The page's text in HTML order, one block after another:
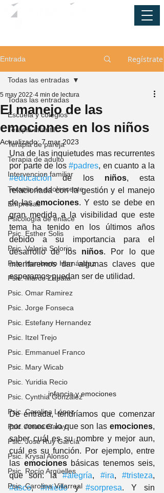
Entrada Regístrate
Todas las entradas
Escuela y colegios
Terapia infantil
Terapia de pareja
Terapia de adulto
Intervencion familiar
Terapia de adolescente
Empresas
Psicología de enlace
Psic. Esther Solis
Psic. Valeria Solorio
Psic. Humberto Hernández
Psic. Marco Zapata
Psic. Omar Ramirez
Psic. Jorge Fonseca
Psic. Estefany Hernandez
Psic. Itzel Trejo
Psic. Emmanuel Franco
Psic. Mary Wicab
Psic. Yuridia Recio
Psic. Cynthia Gonzalez
Psic. Carolina López
Psic. Arturo Garay
Psic. José Ruy García
Psic. Krysal Alonso
Psic. Rocío Argüelles
Psic. Carolina Villarreal
Todas las entradas
El manejo de las
emociones en los niños
5 may 2022 4 min de lectura
Actualizado:7 mar 2023
Una de las inquietudes mas recurrentes
por parte de los #padres
#educación de los niños, esta
relacionada con la gestión y el manejo
de las emociones. Y esto se debe en
gran medida a la visibilidad que este
tema ha tenido en los últimos años
debido a su importancia para el
desarrollo de los niños. Por lo que
intentaremos dar algunas claves que
esperamos puedan ser de utilidad.
infancia y emociones
De entrada, tendríamos que comenzar
por conocer lo que son las emociones,
saber cuál es su nombre y mejor aun,
cuál es su función. Por ejemplo, entre
las emociones básicas tenemos seis,
que son: la #alegría, #ira, #tristeza
#asco, #miedo y #sorpresa. Y sin